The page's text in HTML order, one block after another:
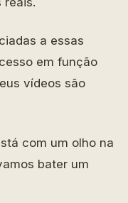
a essas
em função
vídeos são
com um olho na
bater um